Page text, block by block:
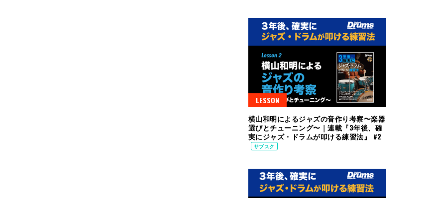
LESSON
横山和明によるジャズの音作り考察〜楽器
選びとチューニング〜｜連載『3年後、確
実にジャズ・ドラムが叩ける練習法』 #2
サブスク